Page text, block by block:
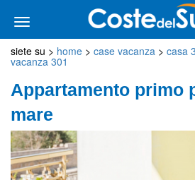
siete su > home > case vacanza > casa
vacanza 301
Appartamento primo
mare